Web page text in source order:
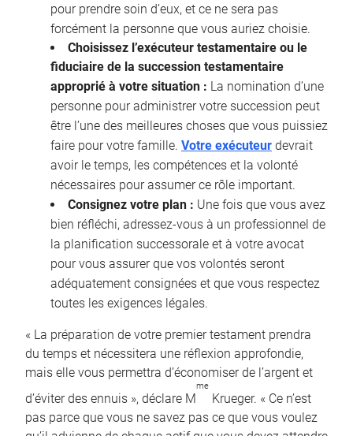
pour prendre soin d’eux, et ce ne sera pas
forcément la personne que vous auriez choisie.
Choisissez l’exécuteur testamentaire ou le
fiduciaire de la succession testamentaire
approprié à votre situation : La nomination d’une
personne pour administrer votre succession peut
être l’une des meilleures choses que vous puissiez
faire pour votre famille. Votre exécuteur devrait
avoir le temps, les compétences et la volonté
nécessaires pour assumer ce rôle important.
Consignez votre plan : Une fois que vous avez
bien réfléchi, adressez-vous à un professionnel de
la planification successorale et à votre avocat
pour vous assurer que vos volontés seront
adéquatement consignées et que vous respectez
toutes les exigences légales.
« La préparation de votre premier testament prendra
du temps et nécessitera une réflexion approfondie,
mais elle vous permettra d’économiser de l’argent et
d’éviter des ennuis », déclare M
me
Krueger. « Ce n’est
pas parce que vous ne savez pas ce que vous voulez